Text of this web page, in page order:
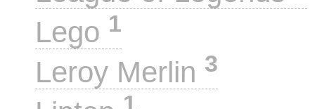
Lego 1
Leroy Merlin 3
1